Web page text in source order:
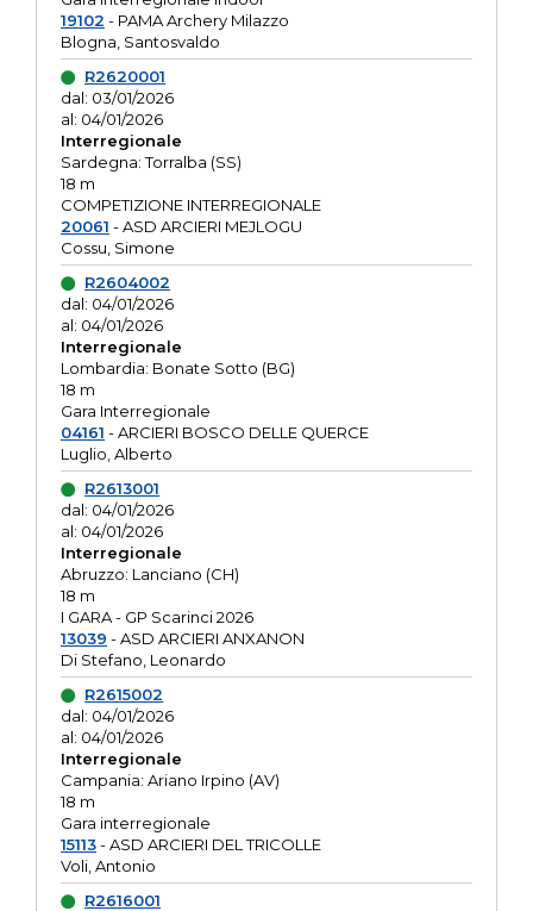
19102 - PAMA Archery Milazzo
Blogna, Santosvaldo
R2620001
dal: 03/01/2026
al: 04/01/2026
Interregionale
Sardegna: Torralba (SS)
18 m
COMPETIZIONE INTERREGIONALE
20061 - ASD ARCIERI MEJLOGU
Cossu, Simone
R2604002
dal: 04/01/2026
al: 04/01/2026
Interregionale
Lombardia: Bonate Sotto (BG)
18 m
Gara Interregionale
04161 - ARCIERI BOSCO DELLE QUERCE
Luglio, Alberto
R2613001
dal: 04/01/2026
al: 04/01/2026
Interregionale
Abruzzo: Lanciano (CH)
18 m
I GARA - GP Scarinci 2026
13039 - ASD ARCIERI ANXANON
Di Stefano, Leonardo
R2615002
dal: 04/01/2026
al: 04/01/2026
Interregionale
Campania: Ariano Irpino (AV)
18 m
Gara interregionale
15113- ASD ARCIERI DEL TRICOLLE
Voli, Antonio
R2616001